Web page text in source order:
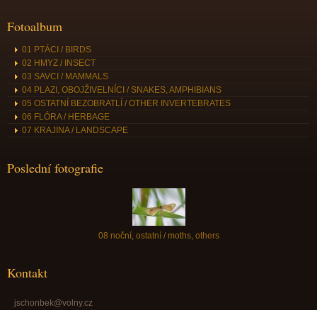
Fotoalbum
01 PTÁCI / BIRDS
02 HMYZ / INSECT
03 SAVCI / MAMMALS
04 PLAZI, OBOJŽIVELNÍCI / SNAKES, AMPHIBIANS
05 OSTATNÍ BEZOBRATLÍ / OTHER INVERTEBRATES
06 FLÓRA / HERBAGE
07 KRAJINA / LANDSCAPE
Poslední fotografie
08 noční, ostatní / moths, others
Kontakt
jschonbek@volny.cz